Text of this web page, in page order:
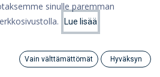
Lisää ostoskoriin
Category
sinulle paremman
Lue lisää
Vain välttämättömät Hyväksyn